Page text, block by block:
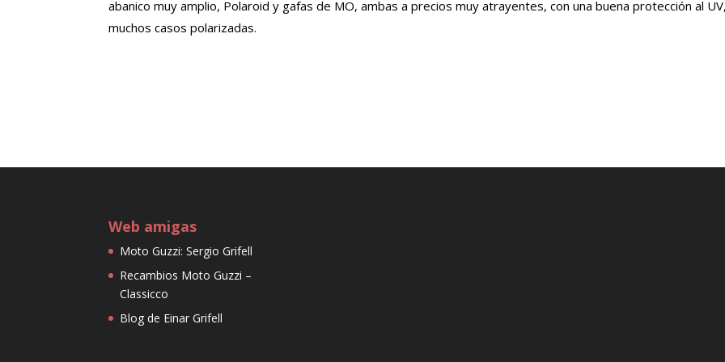
abanico muy amplio, Polaroid y gafas de MO, ambas a precios muy atrayentes, con una buena protección al
muchos casos polarizadas.
Web amigas
Moto Guzzi: Sergio Grifell
Recambios Moto Guzzi –
Classicco
Blog de Einar Grifell